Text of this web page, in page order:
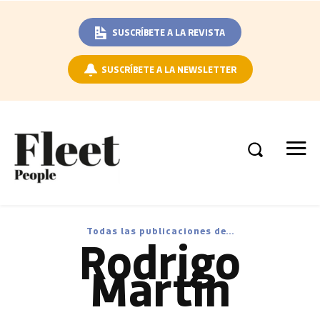
SUSCRÍBETE A LA REVISTA
SUSCRÍBETE A LA NEWSLETTER
Todas las publicaciones de...
Rodrigo
Martín